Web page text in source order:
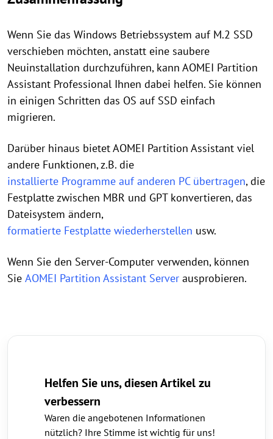
Wenn Sie das Windows Betriebssystem auf M.2 SSD
verschieben möchten, anstatt eine saubere
Neuinstallation durchzuführen, kann AOMEI Partition
Assistant Professional Ihnen dabei helfen. Sie können
in einigen Schritten das OS auf SSD einfach
migrieren.
Darüber hinaus bietet AOMEI Partition Assistant viel
andere Funktionen, z.B. die
installierte Programme auf anderen PC übertragen, die
Festplatte zwischen MBR und GPT konvertieren, das
Dateisystem ändern,
formatierte Festplatte wiederherstellen usw.
Wenn Sie den Server-Computer verwenden, können
Sie AOMEI Partition Assistant Server ausprobieren.
Helfen Sie uns, diesen Artikel zu
verbessern
Waren die angebotenen Informationen
nützlich? Ihre Stimme ist wichtig für uns!